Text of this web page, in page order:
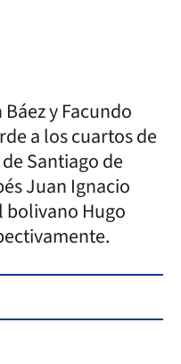
y Facundo
a los cuartos de
Santiago de
Juan Ignacio
bolivano Hugo